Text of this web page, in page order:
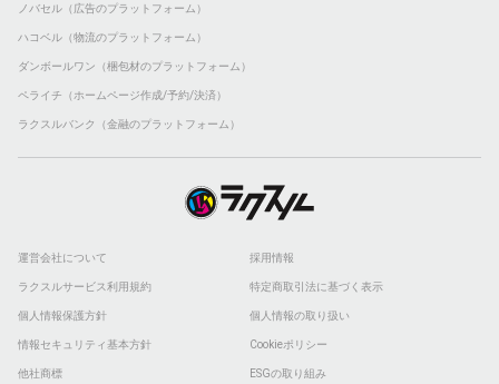
ノバセル（広告のプラットフォーム）
ハコベル（物流のプラットフォーム）
ダンボールワン（梱包材のプラットフォーム）
ペライチ（ホームページ作成/予約/決済）
ラクスルバンク（金融のプラットフォーム）
運営会社について 採用情報
ラクスルサービス利用規約 特定商取引法に基づく表示
個人情報保護方針 個人情報の取り扱い
情報セキュリティ基本方針 Cookieポリシー
他社商標 ESGの取り組み